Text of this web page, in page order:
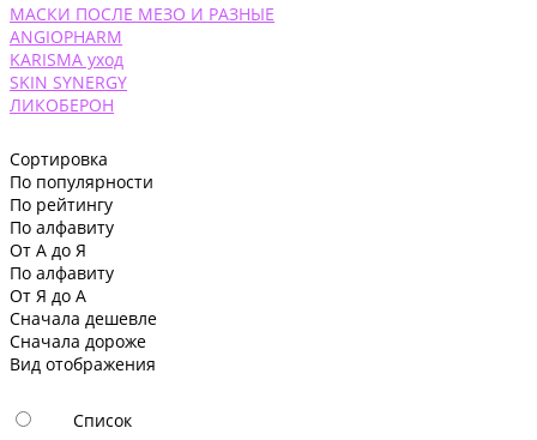
МАСКИ ПОСЛЕ МЕЗО И РАЗНЫЕ
ANGIOPHARM
KARISMA уход
SKIN SYNERGY
ЛИКОБЕРОН
Сортировка
По популярности
По рейтингу
По алфавиту
От А до Я
По алфавиту
От Я до А
Сначала дешевле
Сначала дороже
Вид отображения
Список